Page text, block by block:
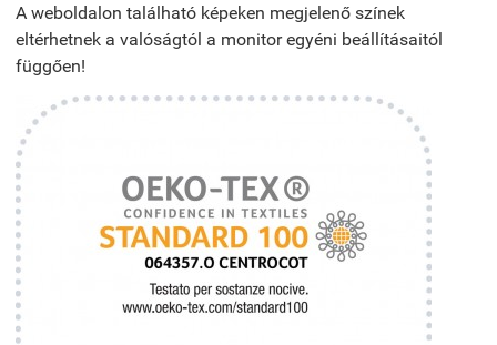
A weboldalon található képeken megjelenő színek
eltérhetnek a valóságtól a monitor egyéni beállításaitól
függően!